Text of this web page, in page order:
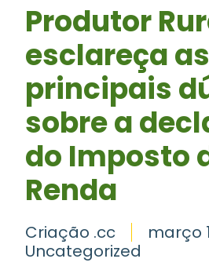
Produtor
esclareça as
principais
sobre a
do Imposto
Renda
Criação .cc
março
Uncategorized